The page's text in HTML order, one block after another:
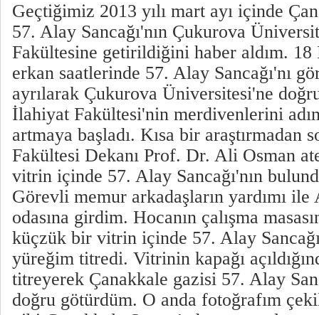
Geçtiğimiz 2013 yılı mart ayı içinde
57. Alay Sancağı'nın Çukurova
Fakültesine getirildiğini haber aldım. 18
erkan saatlerinde 57. Alay Sancağı'nı
ayrılarak Çukurova Üniversitesi'ne
İlahiyat Fakültesi'nin merdivenlerini
artmaya başladı. Kısa bir araştırmadan
Fakültesi Dekanı Prof. Dr. Ali Osman
vitrin içinde 57. Alay Sancağı'nın
Görevli memur arkadaşların yardımı
odasına girdim. Hocanın çalışma
küçzük bir vitrin içinde 57. Alay
yüreğim titredi. Vitrinin kapağı
titreyerek Çanakkale gazisi 57. Alay
doğru götürdüm. O anda fotoğrafım